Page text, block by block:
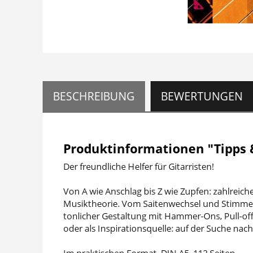
BESCHREIBUNG BEWERTUNGEN
Produktinformationen "Tipps
Der freundliche Helfer für Gitarristen!
Von A wie Anschlag bis Z wie Zupfen:
Musiktheorie. Vom Saitenwechsel und
tonlicher Gestaltung mit Hammer-Ons, Pull-
oder als Inspirationsquelle: auf der Suche